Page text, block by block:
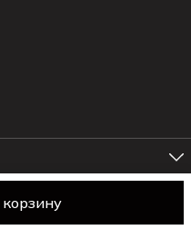
возврата